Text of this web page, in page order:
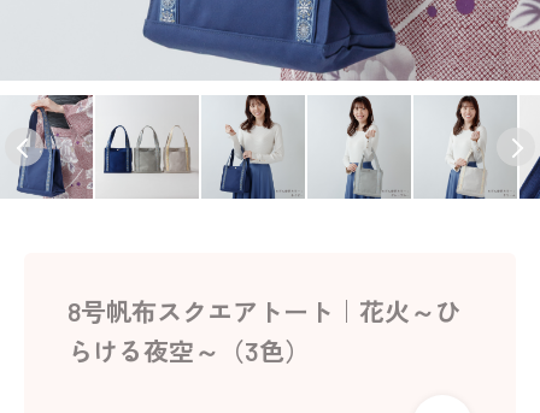
8号帆布スクエアトート｜花火～ひ
らける夜空～（3色）